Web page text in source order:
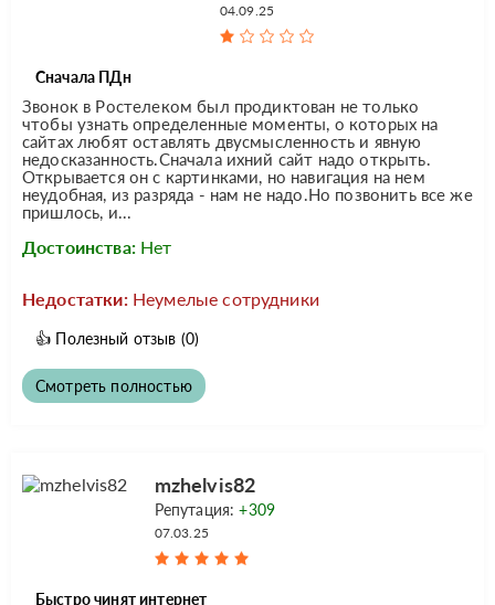
04.09.25
Сначала ПДн
Звонок в Ростелеком был продиктован не только
чтобы узнать определенные моменты, о которых на
сайтах любят оставлять двусмысленность и явную
недосказанность.Сначала ихний сайт надо открыть.
Открывается он с картинками, но навигация на нем
неудобная, из разряда - нам не надо.Но позвонить все же
пришлось, и...
Достоинства: Нет
Недостатки: Неумелые сотрудники
👍 Полезный отзыв (0)
Смотреть полностью
mzhelvis82
Репутация:+309
07.03.25
Быстро чинят интернет